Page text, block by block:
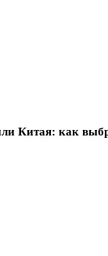
Китая: как